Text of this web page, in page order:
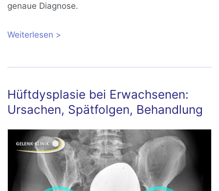
genaue Diagnose.
Weiterlesen über Oberschenkelhalsbruch:
Hüftdysplasie bei Erwachsenen:
Ursachen, Spätfolgen, Behandlung